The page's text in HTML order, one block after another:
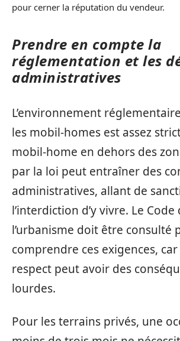
pour cerner la réputation du vendeur.
Prendre en compte la
réglementation et les
administratives
L’environnement
les mobil-homes est assez
mobil-home en dehors des
par la loi peut entraîner des
administratives, allant de
l’interdiction d’y vivre. Le Code
l’urbanisme doit être consulté
comprendre ces exigences,
respect peut avoir des
lourdes.
Pour les terrains privés, une